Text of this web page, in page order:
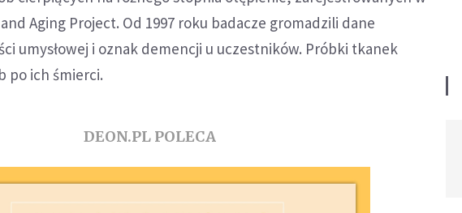
Aging Project. Od 1997 roku badacze gromadzili dane
umysłowej i oznak demencji u uczestników. Próbki tkanek
po ich śmierci.
DEON.PL POLECA